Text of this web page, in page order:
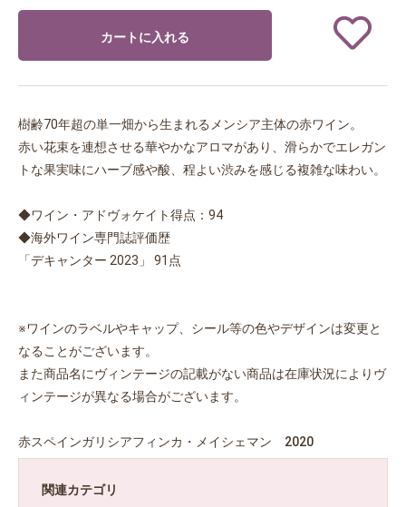
カートに入れる
樹齢70年超の単一畑から生まれるメンシア主体の赤ワイン。
赤い花束を連想させる華やかなアロマがあり、滑らかでエレガン
トな果実味にハーブ感や酸、程よい渋みを感じる複雑な味わい。
◆ワイン・アドヴォケイト得点：94
◆海外ワイン専門誌評価歴
「デキャンター 2023」 91点
※ワインのラベルやキャップ、シール等の色やデザインは変更と
なることがございます。
また商品名にヴィンテージの記載がない商品は在庫状況によりヴ
ィンテージが異なる場合がございます。
赤スペインガリシアフィンカ・メイシェマン 2020
関連カテゴリ